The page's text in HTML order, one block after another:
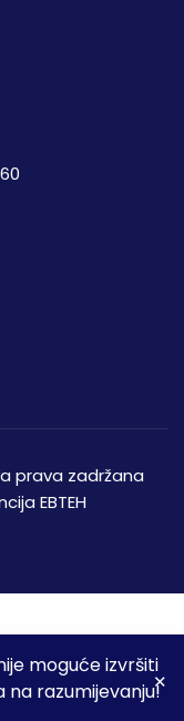
moguće izvršiti
na razumijevanju!
prava zadržana
EBTEH
Moj račun